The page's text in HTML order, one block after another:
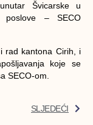
Švicarske u
poslove – SECO
rad kantona Cirih, i
koje se
SECO-om.
SLJEDEĆI